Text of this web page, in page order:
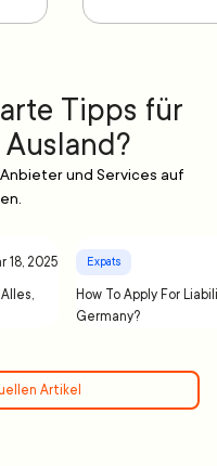
Tipps für
und Services auf
18, 2025 Expats
How To Apply For
Germany?
Artikel